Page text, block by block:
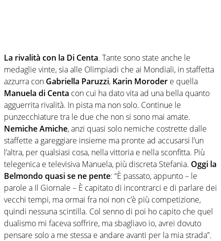
La rivalità con la Di Centa. Tante sono state anche le
medaglie vinte, sia alle Olimpiadi che ai Mondiali, in staffetta
azzurra con Gabriella Paruzzi, Karin Moroder e quella
Manuela di Centa con cui ha dato vita ad una bella quanto
agguerrita rivalità. In pista ma non solo. Continue le
punzecchiature tra le due che non si sono mai amate.
Nemiche Amiche, anzi quasi solo nemiche costrette dalle
staffette a gareggiare insieme ma pronte ad accusarsi l’un
l’altra, per qualsiasi cosa, nella vittoria e nella sconfitta. Più
telegenica e televisiva Manuela, più discreta Stefania. Oggi la
Belmondo quasi se ne pente: “È passato, appunto – le
parole a Il Giornale – È capitato di incontrarci e di parlare dei
vecchi tempi, ma ormai fra noi non c’è più competizione,
quindi nessuna scintilla. Col senno di poi ho capito che quel
dualismo mi faceva soffrire, ma sbagliavo io, avrei dovuto
pensare solo a me stessa e andare avanti per la mia strada”.